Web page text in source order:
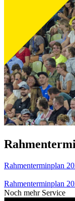
Rahmenterminplan
Rahmenterminplan
Noch mehr Service